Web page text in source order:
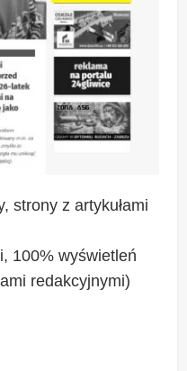
strony z artykułami
100% wyświetleń
redakcyjnymi)